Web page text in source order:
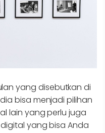
yang disebutkan di
bisa menjadi pilihan
lain yang perlu juga
yang bisa Anda